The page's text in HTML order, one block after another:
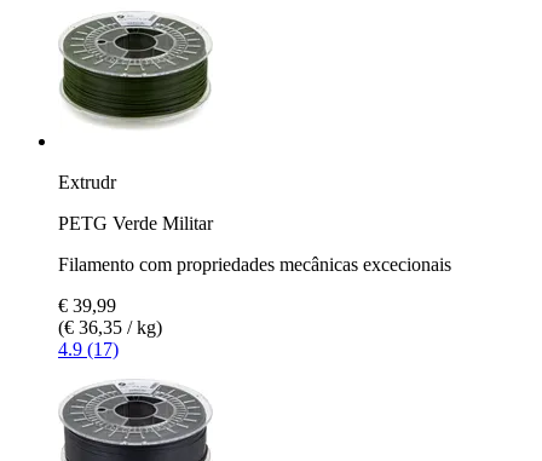
Extrudr
PETG Verde Militar
Filamento com propriedades mecânicas excecionais
€ 39,99
(€ 36,35 / kg)
4.9 (17)